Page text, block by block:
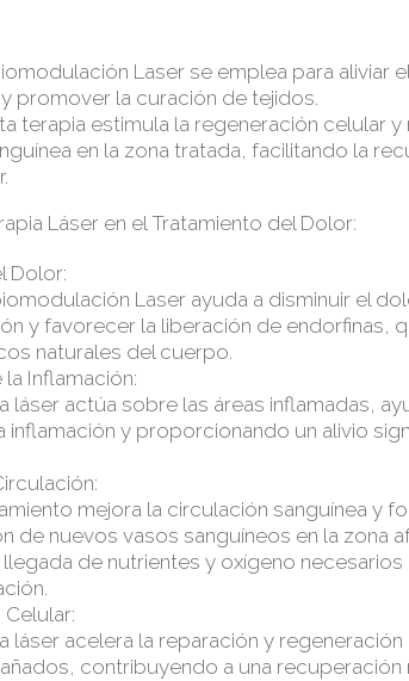
Laser se emplea para aliviar
promover la curación de tejidos.
terapia estimula la regeneración celular y
en la zona tratada, facilitando la
Láser en el Tratamiento del Dolor:
Dolor:
Laser ayuda a disminuir el
y favorecer la liberación de endorfinas,
naturales del cuerpo.
Inflamación:
láser actúa sobre las áreas inflamadas,
inflamación y proporcionando un alivio
mejora la circulación sanguínea y
de nuevos vasos sanguíneos en la zona
llegada de nutrientes y oxígeno necesarios
láser acelera la reparación y
contribuyendo a una recuperación